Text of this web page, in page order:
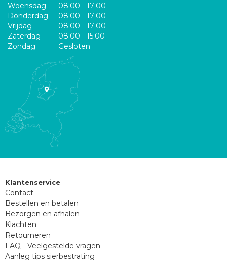
Woensdag
08:00 - 17:00
Donderdag
08:00 - 17:00
Vrijdag
08:00 - 17:00
Zaterdag
08:00 - 15:00
Zondag
Gesloten
Klantenservice
Contact
Bestellen en betalen
Bezorgen en afhalen
Klachten
Retourneren
FAQ - Veelgestelde vragen
Aanleg tips sierbestrating